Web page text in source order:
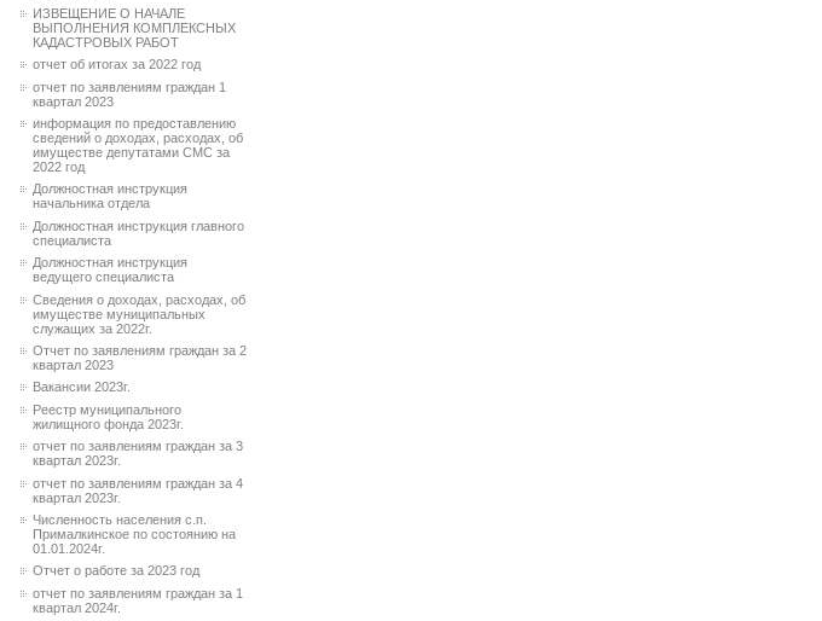
ИЗВЕЩЕНИЕ О НАЧАЛЕ
ВЫПОЛНЕНИЯ КОМПЛЕКСНЫХ
КАДАСТРОВЫХ РАБОТ
отчет об итогах за 2022 год
отчет по заявлениям граждан 1
квартал 2023
информация по предоставлению
сведений о доходах, расходах, об
имуществе депутатами СМС за
2022 год
Должностная инструкция
начальника отдела
Должностная инструкция главного
специалиста
Должностная инструкция
ведущего специалиста
Сведения о доходах, расходах, об
имуществе муниципальных
служащих за 2022г.
Отчет по заявлениям граждан за 2
квартал 2023
Вакансии 2023г.
Реестр муниципального
жилищного фонда 2023г.
отчет по заявлениям граждан за 3
квартал 2023г.
отчет по заявлениям граждан за 4
квартал 2023г.
Численность населения с.п.
Прималкинское по состоянию на
01.01.2024г.
Отчет о работе за 2023 год
отчет по заявлениям граждан за 1
квартал 2024г.